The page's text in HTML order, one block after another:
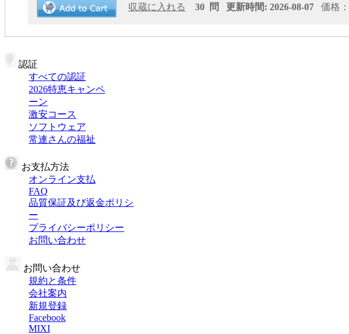
収蔵に入れる 30 問 更新時間: 2026-08-07 価格：
認証
すべての認証
2026特恵キャンペ
ーン
激安コース
ソフトウェア
常連さんの福祉
お支払方法
オンライン支払
FAQ
品質保証及び返金ポリシ
ー
プライバシーポリシー
お問い合わせ
お問い合わせ
規約と条件
会社案内
新規登録
Facebook
MIXI